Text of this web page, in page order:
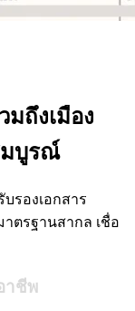
ถึงเมือง
มบูรณ์
รองเอกสาร
ตรฐานสากล เชื่อ
าชีพ